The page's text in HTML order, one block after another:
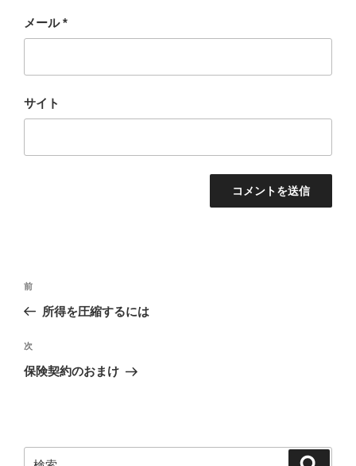
メール*
サイト
投
ビ
ゲ
ン
過
去
投
稿
前
所得を圧縮するには
次
の
次
保険契約のおまけ
検